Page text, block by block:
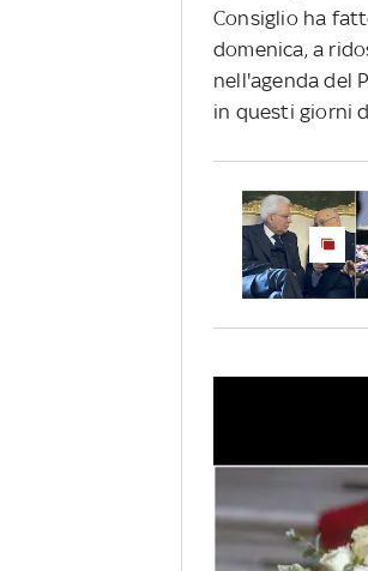
Consiglio ha
domenica, a
nell'agenda del
in questi giorni